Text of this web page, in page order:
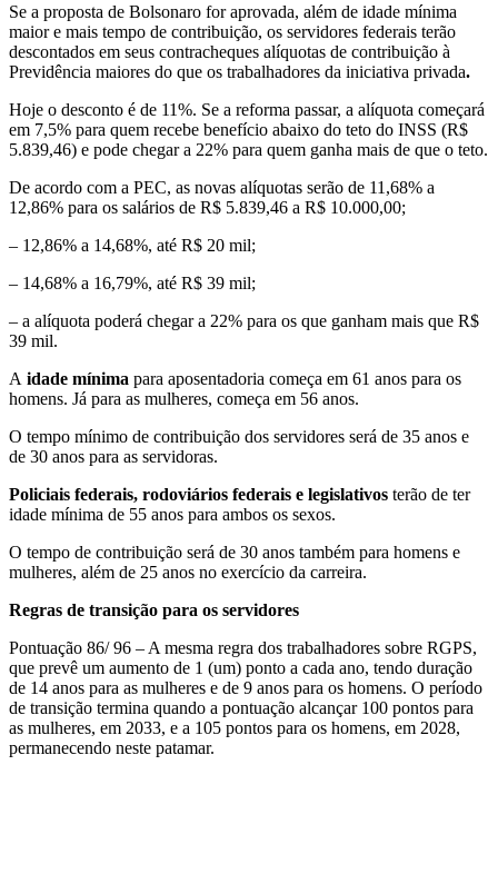
Se a proposta de Bolsonaro for aprovada, além de idade mínima
maior e mais tempo de contribuição, os servidores federais terão
descontados em seus contracheques alíquotas de contribuição à
Previdência maiores do que os trabalhadores da iniciativa privada.
Hoje o desconto é de 11%. Se a reforma passar, a alíquota começará
em 7,5% para quem recebe benefício abaixo do teto do INSS (R$
5.839,46) e pode chegar a 22% para quem ganha mais de que o teto.
De acordo com a PEC, as novas alíquotas serão de 11,68% a
12,86% para os salários de R$ 5.839,46 a R$ 10.000,00;
– 12,86% a 14,68%, até R$ 20 mil;
– 14,68% a 16,79%, até R$ 39 mil;
– a alíquota poderá chegar a 22% para os que ganham mais que R$
39 mil.
A idade mínima para aposentadoria começa em 61 anos para os
homens. Já para as mulheres, começa em 56 anos.
O tempo mínimo de contribuição dos servidores será de 35 anos e
de 30 anos para as servidoras.
Policiais federais, rodoviários federais e legislativos terão de ter
idade mínima de 55 anos para ambos os sexos.
O tempo de contribuição será de 30 anos também para homens e
mulheres, além de 25 anos no exercício da carreira.
Regras de transição para os servidores
Pontuação 86/ 96 – A mesma regra dos trabalhadores sobre RGPS,
que prevê um aumento de 1 (um) ponto a cada ano, tendo duração
de 14 anos para as mulheres e de 9 anos para os homens. O período
de transição termina quando a pontuação alcançar 100 pontos para
as mulheres, em 2033, e a 105 pontos para os homens, em 2028,
permanecendo neste patamar.